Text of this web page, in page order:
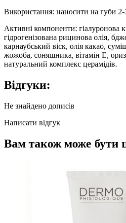
Використання: наносити на губи 2-
Активні компоненти: гіалуронова
гідрогенізована рицинова олія,
карнаубський віск, олія какао,
жожоба, соняшника, вітамін Е,
натуральний комплекс церамідів.
Відгуки:
Не знайдено дописів
Написати відгук
Вам також може бути